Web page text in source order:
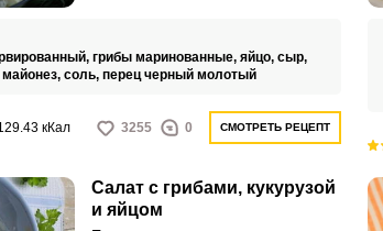
грибы маринованные, яйцо, сыр,
майонез, соль, перец черный молотый
кКал 3255 0 СМОТРЕТЬ РЕЦЕПТ
Салат с грибами, кукурузой
и яйцом